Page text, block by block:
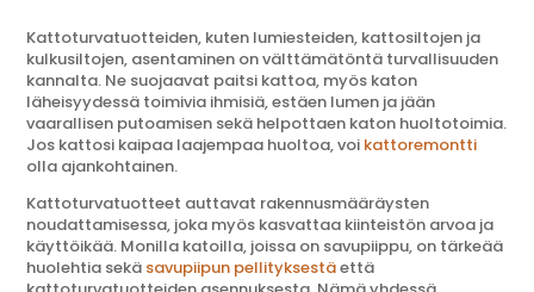
Kattoturvatuotteiden, kuten lumiesteiden, kattosiltojen ja
kulkusiltojen, asentaminen on välttämätöntä turvallisuuden
kannalta. Ne suojaavat paitsi kattoa, myös katon
läheisyydessä toimivia ihmisiä, estäen lumen ja jään
vaarallisen putoamisen sekä helpottaen katon huoltotoimia.
Jos kattosi kaipaa laajempaa huoltoa, voi kattoremontti
olla ajankohtainen.
Kattoturvatuotteet auttavat rakennusmääräysten
noudattamisessa, joka myös kasvattaa kiinteistön arvoa ja
käyttöikää. Monilla katoilla, joissa on savupiippu, on tärkeää
huolehtia sekä savupiipun pellityksestäettä